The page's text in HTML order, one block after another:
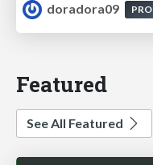
doradora09
PRO
Featured
See All Featured